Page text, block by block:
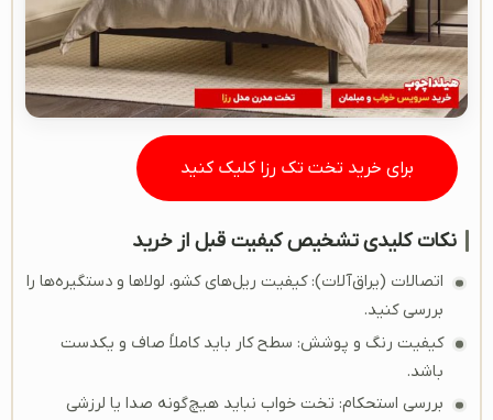
برای خرید تخت تک رزا کلیک کنید
نکات کلیدی تشخیص کیفیت قبل از خرید
اتصالات (یراق‌آلات): کیفیت ریل‌های کشو، لولاها و دستگیره‌ها را
بررسی کنید.
کیفیت رنگ و پوشش: سطح کار باید کاملاً صاف و یکدست
باشد.
بررسی استحکام: تخت خواب نباید هیچ‌گونه صدا یا لرزشی